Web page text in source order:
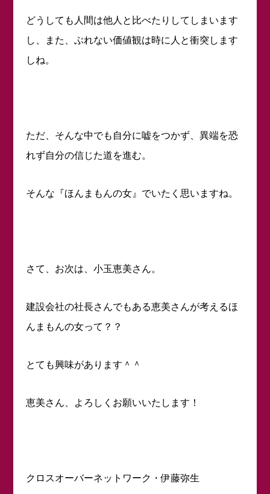
どうしても人間は他人と比べたりしてしまいます
し、また、ぶれない価値観は時に人と衝突します
しね。
ただ、そんな中でも自分に嘘をつかず、異端を恐
れず自分の信じた道を進む。
そんな『ほんまもんの女』でいたく思いますね。
さて、お次は、小玉恵美さん。
建設会社の社長さんでもある恵美さんが考えるほ
んまもんの女って？？
とても興味があります＾＾
恵美さん、よろしくお願いいたします！
クロスオーバーネットワーク・伊藤弥生